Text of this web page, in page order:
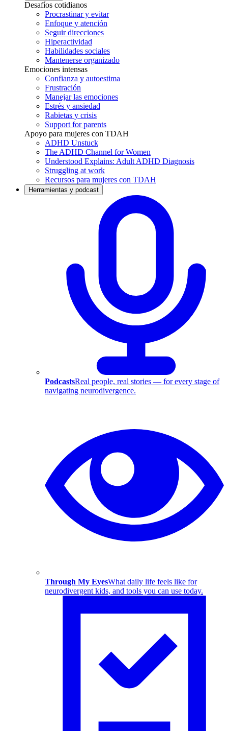
Desafíos cotidianos
Procrastinar y evitar
Enfoque y atención
Seguir direcciones
Hiperactividad
Habilidades sociales
Mantenerse organizado
Emociones intensas
Confianza y autoestima
Frustración
Manejar las emociones
Estrés y ansiedad
Rabietas y crisis
Support for parents
Apoyo para mujeres con TDAH
ADHD Unstuck
The ADHD Channel for Women
Understood Explains: Adult ADHD Diagnosis
Struggling at work
Recursos para mujeres con TDAH
Herramientas y podcast
PodcastsReal people, real stories — for every stage of
navigating neurodivergence.
Through My EyesWhat daily life feels like for
neurodivergent kids, and tools you can use today.